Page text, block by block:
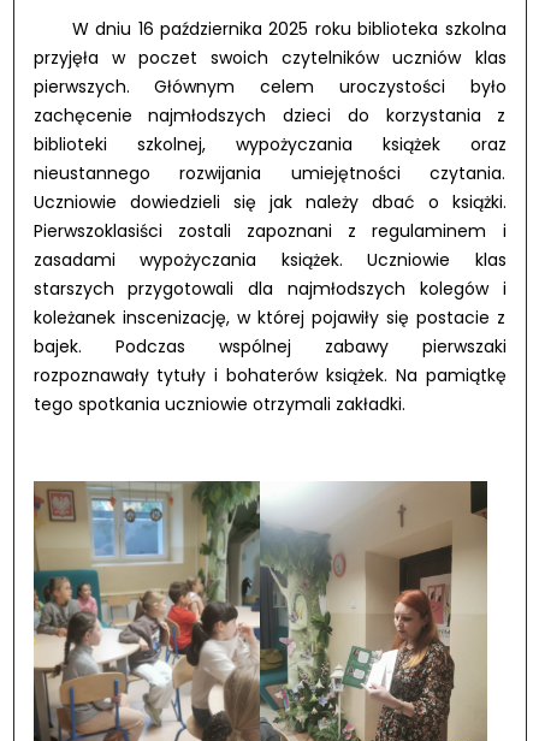
W dniu 16 października 2025 roku biblioteka szkolna
przyjęła w poczet swoich czytelników uczniów klas
pierwszych. Głównym celem uroczystości było
zachęcenie najmłodszych dzieci do korzystania z
biblioteki szkolnej, wypożyczania książek oraz
nieustannego rozwijania umiejętności czytania.
Uczniowie dowiedzieli się jak należy dbać o książki.
Pierwszoklasiści zostali zapoznani z regulaminem i
zasadami wypożyczania książek. Uczniowie klas
starszych przygotowali dla najmłodszych kolegów i
koleżanek inscenizację, w której pojawiły się postacie z
bajek. Podczas wspólnej zabawy pierwszaki
rozpoznawały tytuły i bohaterów książek. Na pamiątkę
tego spotkania uczniowie otrzymali zakładki.